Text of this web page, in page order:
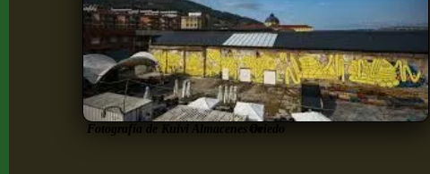
Fotografía de Kuivi Almacenes deOviedo